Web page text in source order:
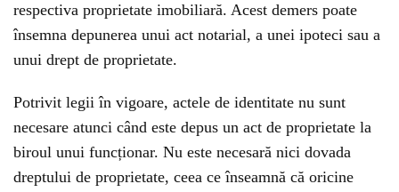
respectiva proprietate imobiliară. Acest demers poate
însemna depunerea unui act notarial, a unei ipoteci sau a
unui drept de proprietate.
Potrivit legii în vigoare, actele de identitate nu sunt
necesare atunci când este depus un act de proprietate la
biroul unui funcționar. Nu este necesară nici dovada
dreptului de proprietate, ceea ce înseamnă că oricine